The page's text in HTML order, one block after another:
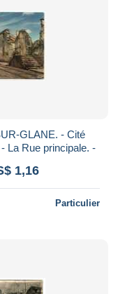
GLANE. - Cité
La Rue principale. -
1,16
Particulier